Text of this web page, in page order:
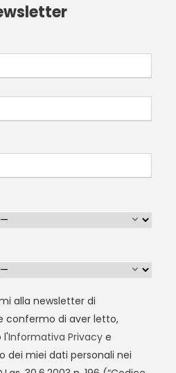
alla newsletter di
confermo di aver letto,
l'Informativa Privacy e
dei miei dati personali nei